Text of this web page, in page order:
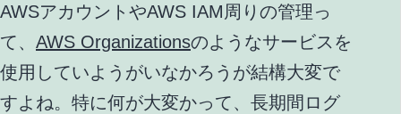
AWSアカウントやAWS IAM周りの管理っ
て、 AWS Organizationsのようなサービスを
使用していようがいなかろうが結構大変で
すよね。特に何が大変かって、長期間ログ